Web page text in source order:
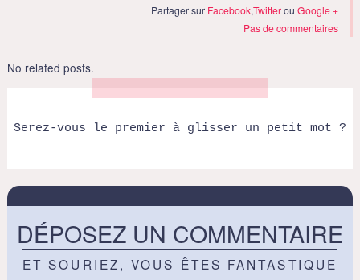
Partager sur Facebook,TwitterouGoogle +
Pas de commentaires
No related posts.
Serez-vous le premier à glisser un petit mot ?
DÉPOSEZ UN COMMENTAIRE
ET SOURIEZ, VOUS ÊTES FANTASTIQUE